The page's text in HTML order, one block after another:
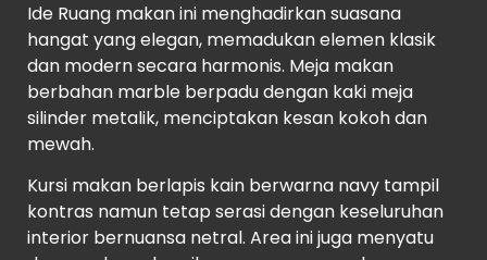
Ide Ruang makan ini menghadirkan suasana
hangat yang elegan, memadukan elemen klasik
dan modern secara harmonis. Meja makan
berbahan marble berpadu dengan kaki meja
silinder metalik, menciptakan kesan kokoh dan
mewah.
Kursi makan berlapis kain berwarna navy tampil
kontras namun tetap serasi dengan keseluruhan
interior bernuansa netral. Area ini juga menyatu